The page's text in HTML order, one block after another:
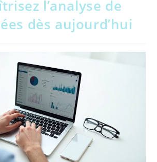
l’analyse de
dès aujourd’hui